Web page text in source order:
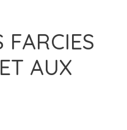
FARCIES
AUX